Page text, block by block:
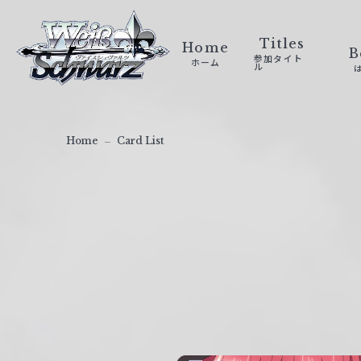
ァ
Home
ホーム
Titles
参加タイト
ル
Home Card List